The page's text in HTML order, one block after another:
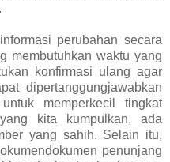
perubahan secara
membutuhkan waktu yang
konfirmasi ulang agar
dipertanggungjawabkan
memperkecil tingkat
kita kumpulkan, ada
yang sahih. Selain itu,
penunjang